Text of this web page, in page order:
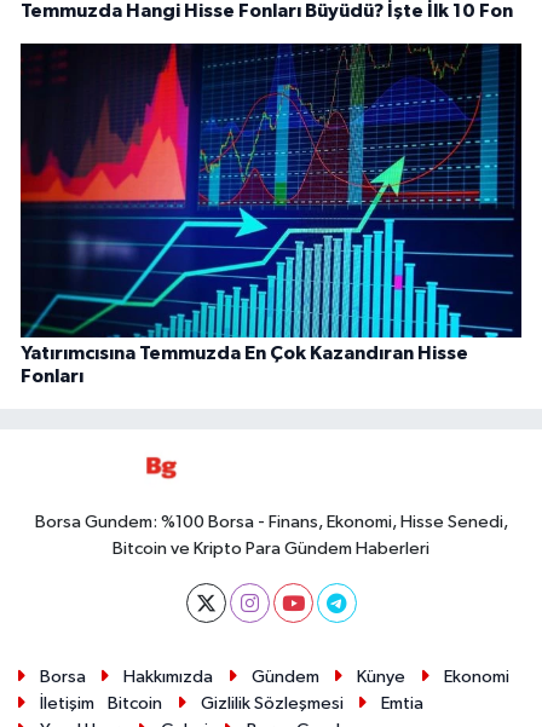
Temmuzda Hangi Hisse Fonları Büyüdü? İşte İlk 10 Fon
Yatırımcısına Temmuzda En Çok Kazandıran Hisse
Fonları
Borsa Gundem: %100 Borsa - Finans, Ekonomi, Hisse Senedi,
Bitcoin ve Kripto Para Gündem Haberleri
Borsa Hakkımızda Gündem Künye
Ekonomi
İletişim
Bitcoin Gizlilik Sözleşmesi
Emtia